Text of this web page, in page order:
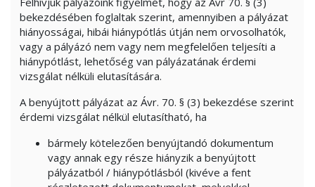
bekezdésében foglaltak szerint, amennyiben a pályázat
hiányosságai, hibái hiánypótlás útján nem orvosolhatók,
vagy a pályázó nem vagy nem megfelelően teljesíti a
hiánypótlást, lehetőség van pályázatának érdemi
vizsgálat nélküli elutasítására.
A benyújtott pályázat az Ávr. 70. § (3) bekezdése szerint
érdemi vizsgálat nélkül elutasítható, ha
bármely kötelezően benyújtandó dokumentum
vagy annak egy része hiányzik a benyújtott
pályázatból / hiánypótlásból (kivéve a fent